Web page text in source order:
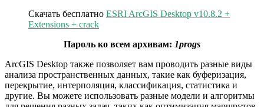
Скачать бесплатно ESRI ArcGIS Desktop v10.8.2 +
Extensions + crack
Пароль ко всем архивам: 1progs
ArcGIS Desktop также позволяет вам проводить разные виды
анализа пространственных данных, такие как буферизация,
перекрытие, интерполяция, классификация, статистика и
другие. Вы можете использовать разные модели и алгоритмы